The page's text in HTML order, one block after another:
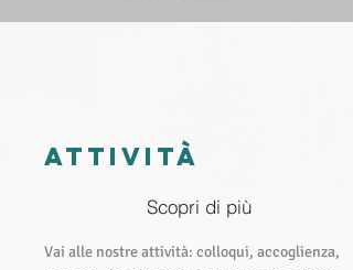
attivitÀ
Scopri di più
Vai alle nostre attività: colloqui, accoglienza,